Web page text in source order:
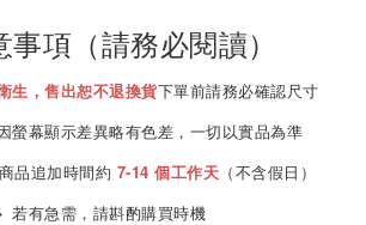
事項（請務必閱讀）
生，售出恕不退換貨下單前請務必確認尺寸
螢幕顯示差異略有色差，一切以實品為準
品追加時間約 7-14 個工作天 （不含假日）
若有急需，請斟酌購買時機